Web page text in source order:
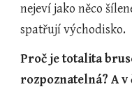
nejeví jako něco
spatřují východisko.
Proč je totalita
rozpoznatelná? A v